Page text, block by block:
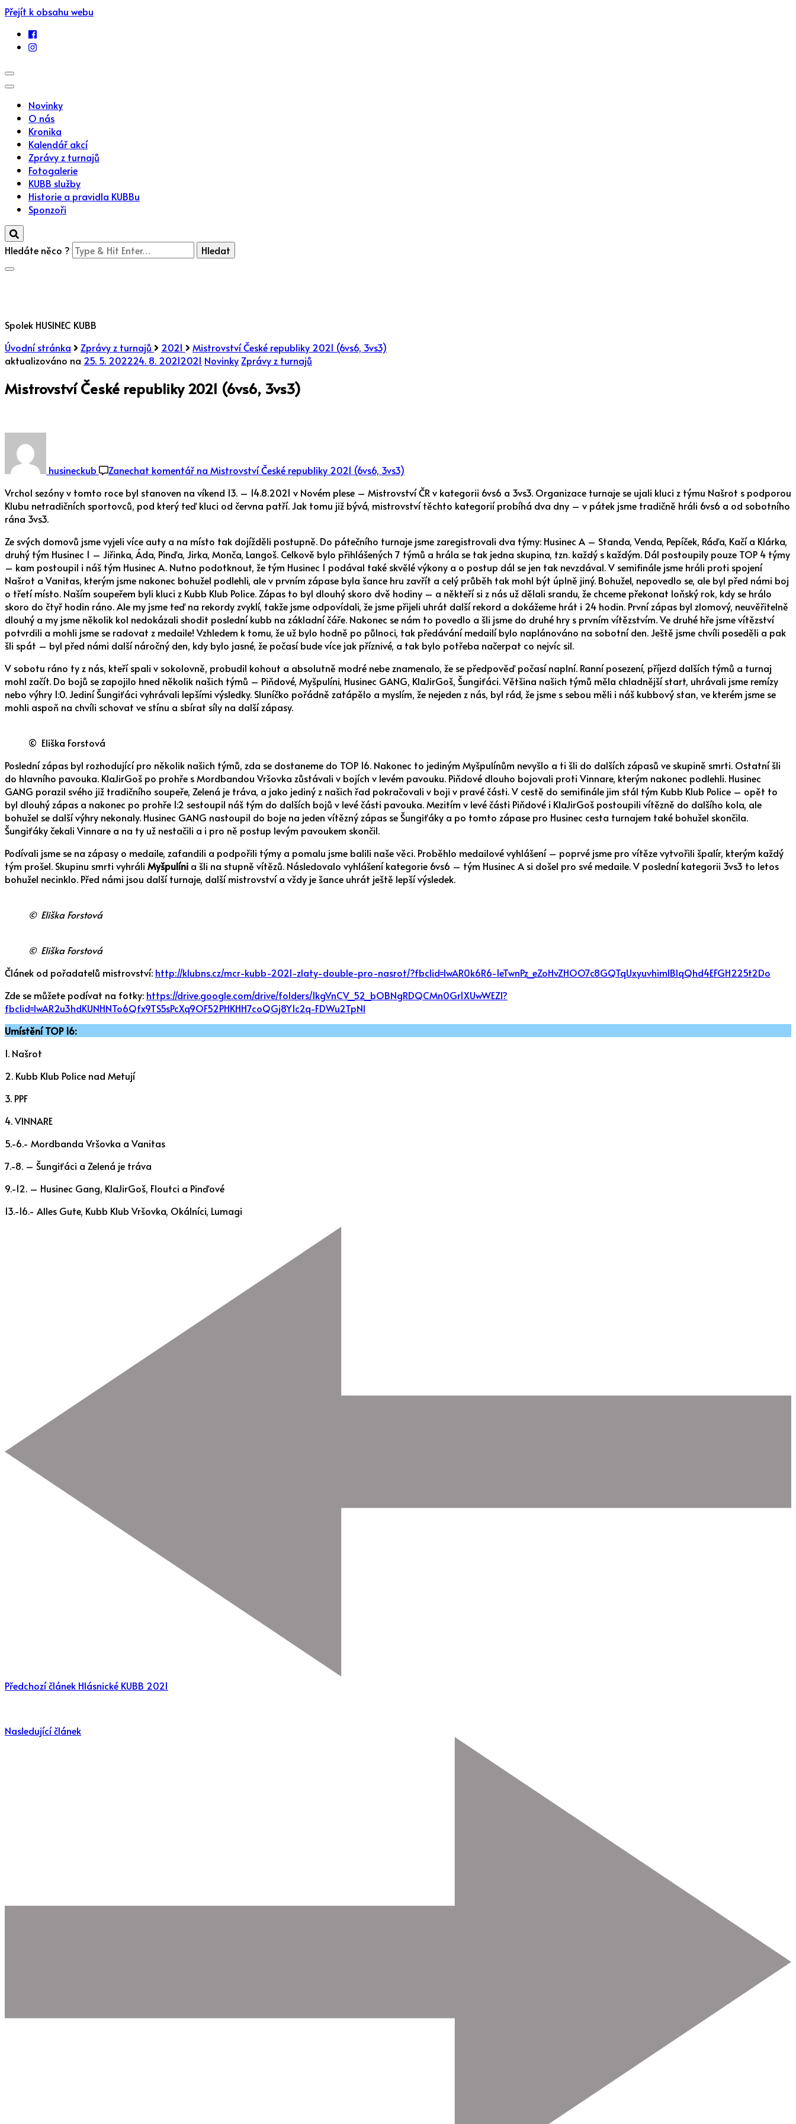
Přejít k obsahu webu
Novinky
O nás
Kronika
Kalendář akcí
Zprávy z turnajů
Fotogalerie
KUBB služby
Historie a pravidla KUBBu
Sponzoři
Hledáte něco ?
Spolek HUSINEC KUBB
Úvodní stránka
Zprávy z turnajů 2021
Mistrovství České republiky 2021 (6vs6, 3vs3)
aktualizováno na 25. 5. 202224. 8. 20212021 Novinky Zprávy z turnajů
Mistrovství České republiky 2021 (6vs6, 3vs3)
husineckub Zanechat komentář na Mistrovství České republiky 2021 (6vs6, 3vs3)
Vrchol sezóny v tomto roce byl stanoven na víkend 13. – 14.8.2021 v Novém plese – Mistrovství ČR v kategorii 6vs6 a 3vs3. Organizace turnaje se ujali kluci z týmu Našrot s podporou
Klubu netradičních sportovců, pod který teď kluci od června patří. Jak tomu již bývá, mistrovství těchto kategorií probíhá dva dny – v pátek jsme tradičně hráli 6vs6 a od sobotního
rána 3vs3.
Ze svých domovů jsme vyjeli více auty a na místo tak dojížděli postupně. Do pátečního turnaje jsme zaregistrovali dva týmy: Husinec A – Standa, Venda, Pepíček, Ráďa, Kačí a Klárka,
druhý tým Husinec 1 – Jiřinka, Áda, Pinďa, Jirka, Monča, Langoš. Celkově bylo přihlášených 7 týmů a hrála se tak jedna skupina, tzn. každý s každým. Dál postoupily pouze TOP 4 týmy
– kam postoupil i náš tým Husinec A. Nutno podotknout, že tým Husinec 1 podával také skvělé výkony a o postup dál se jen tak nevzdával. V semifinále jsme hráli proti spojení
Našrot a Vanitas, kterým jsme nakonec bohužel podlehli, ale v prvním zápase byla šance hru zavřít a celý průběh tak mohl být úplně jiný. Bohužel, nepovedlo se, ale byl před námi boj
o třetí místo. Naším soupeřem byli kluci z Kubb Klub Police. Zápas to byl dlouhý skoro dvě hodiny – a někteří si z nás už dělali srandu, že chceme překonat loňský rok, kdy se hrálo
skoro do čtyř hodin ráno. Ale my jsme teď na rekordy zvyklí, takže jsme odpovídali, že jsme přijeli uhrát další rekord a dokážeme hrát i 24 hodin. První zápas byl zlomový, neuvěřitelně
dlouhý a my jsme několik kol nedokázali shodit poslední kubb na základní čáře. Nakonec se nám to povedlo a šli jsme do druhé hry s prvním vítězstvím. Ve druhé hře jsme vítězství
potvrdili a mohli jsme se radovat z medaile! Vzhledem k tomu, že už bylo hodně po půlnoci, tak předávání medailí bylo naplánováno na sobotní den. Ještě jsme chvíli poseděli a pak
šli spát – byl před námi další náročný den, kdy bylo jasné, že počasí bude více jak příznivé, a tak bylo potřeba načerpat co nejvíc sil.
V sobotu ráno ty z nás, kteří spali v sokolovně, probudil kohout a absolutně modré nebe znamenalo, že se předpověď počasí naplní. Ranní posezení, příjezd dalších týmů a turnaj
mohl začít. Do bojů se zapojilo hned několik našich týmů – Piňdové, Myšpulíni, Husinec GANG, KlaJirGoš, Šungiťáci. Většina našich týmů měla chladnější start, uhrávali jsme remízy
nebo výhry 1:0. Jediní Šungiťáci vyhrávali lepšími výsledky. Sluníčko pořádně zatápělo a myslím, že nejeden z nás, byl rád, že jsme s sebou měli i náš kubbový stan, ve kterém jsme se
mohli aspoň na chvíli schovat ve stínu a sbírat síly na další zápasy.
© Eliška Forstová
Poslední zápas byl rozhodující pro několik našich týmů, zda se dostaneme do TOP 16. Nakonec to jediným Myšpulínům nevyšlo a ti šli do dalších zápasů ve skupině smrti. Ostatní šli
do hlavního pavouka. KlaJirGoš po prohře s Mordbandou Vršovka zůstávali v bojích v levém pavouku. Piňdové dlouho bojovali proti Vinnare, kterým nakonec podlehli. Husinec
GANG porazil svého již tradičního soupeře, Zelená je tráva, a jako jediný z našich řad pokračovali v boji v pravé části. V cestě do semifinále jim stál tým Kubb Klub Police – opět to
byl dlouhý zápas a nakonec po prohře 1:2 sestoupil náš tým do dalších bojů v levé části pavouka. Mezitím v levé části Piňdové i KlaJirGoš postoupili vítězně do dalšího kola, ale
bohužel se další výhry nekonaly. Husinec GANG nastoupil do boje na jeden vítězný zápas se Šungiťáky a po tomto zápase pro Husinec cesta turnajem také bohužel skončila.
Šungiťáky čekali Vinnare a na ty už nestačili a i pro ně postup levým pavoukem skončil.
Podívali jsme se na zápasy o medaile, zafandili a podpořili týmy a pomalu jsme balili naše věci. Proběhlo medailové vyhlášení – poprvé jsme pro vítěze vytvořili špalír, kterým každý
tým prošel. Skupinu smrti vyhráli Myšpulíni a šli na stupně vítězů. Následovalo vyhlášení kategorie 6vs6 – tým Husinec A si došel pro své medaile. V poslední kategorii 3vs3 to letos
bohužel necinklo. Před námi jsou další turnaje, další mistrovství a vždy je šance uhrát ještě lepší výsledek.
© Eliška Forstová
© Eliška Forstová
Článek od pořadatelů mistrovství: http://klubns.cz/mcr-kubb-2021-zlaty-double-pro-nasrot/?fbclid=IwAR0k6R6-1eTwnPz_eZoHvZHOO7c8GQTqUxyuvhimlBIqQhd4EFGH225t2Do
Zde se můžete podívat na fotky: https://drive.google.com/drive/folders/1kgVnCV_52_bOBNgRDQCMn0Gr1XUwWEZI?
fbclid=IwAR2u3hdKUNHNTo6Qfx9TS5sPcXq9OF52PHKHH7coQGj8Y1c2q-FDWu2TpNI
Umístění TOP 16:
1. Našrot
2. Kubb Klub Police nad Metují
3. PPF
4. VINNARE
5.-6.- Mordbanda Vršovka a Vanitas
7.-8. – Šungiťáci a Zelená je tráva
9.-12. – Husinec Gang, KlaJirGoš, Floutci a Pinďové
13.-16.- Alles Gute, Kubb Klub Vršovka, Okálníci, Lumagi
Předchozí článek Hlásnické KUBB 2021
Nasledující článek